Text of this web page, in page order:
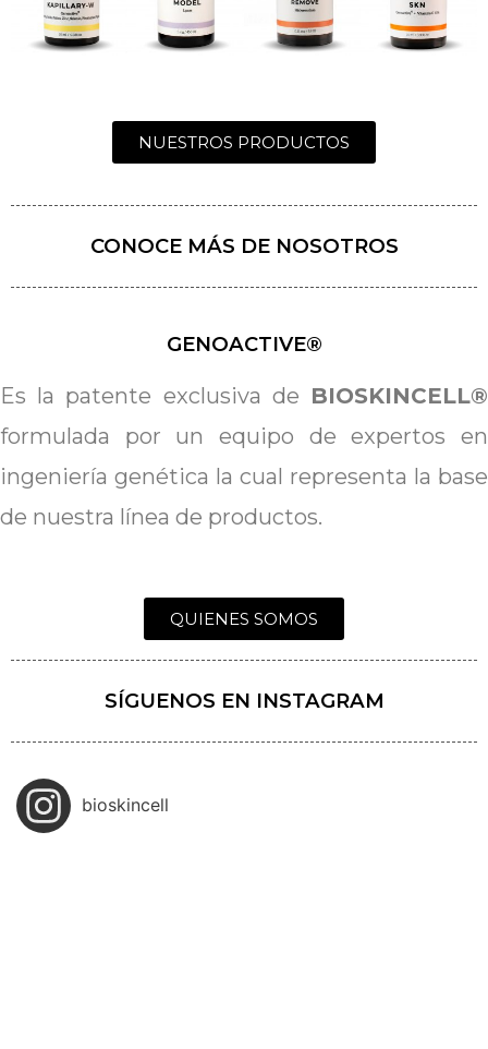
NUESTROS PRODUCTOS
CONOCE MÁS DE NOSOTROS
GENOACTIVE®
Es la patente exclusiva de BIOSKINCELL®
formulada por un equipo de expertos en
ingeniería genética la cual representa la base
de nuestra línea de productos.
QUIENES SOMOS
SÍGUENOS EN INSTAGRAM
bioskincell